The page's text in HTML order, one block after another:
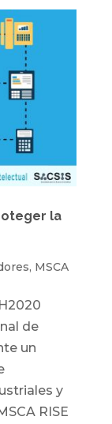
la
, MSCA
de
un
y
RISE